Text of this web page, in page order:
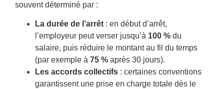
souvent déterminé par :
La durée de l’arrêt : en début d’arrêt,
l’employeur peut verser jusqu’à 100 % du
salaire, puis réduire le montant au fil du temps
(par exemple à 75 % après 30 jours).
Les accords collectifs : certaines conventions
garantissent une prise en charge totale dès le